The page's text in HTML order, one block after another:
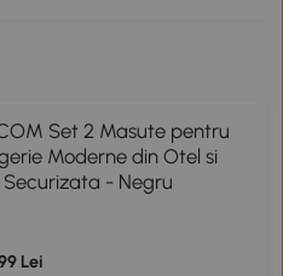
Set 2 Masute pentru
Moderne din Otel si
- Negru
Lei